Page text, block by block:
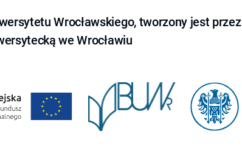
Wrocławskiego, tworzony jest przez
we Wrocławiu